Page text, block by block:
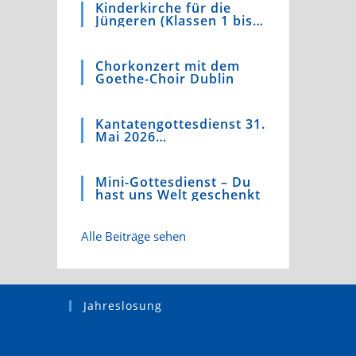
Kinderkirche für die
Jüngeren (Klassen 1 bis
Chorkonzert mit dem
Goethe-Choir Dublin
Kantatengottesdienst 31.
Mai 2026
Mini-Gottesdienst – Du
hast uns Welt geschenkt
Alle Beiträge sehen
Jahreslosung